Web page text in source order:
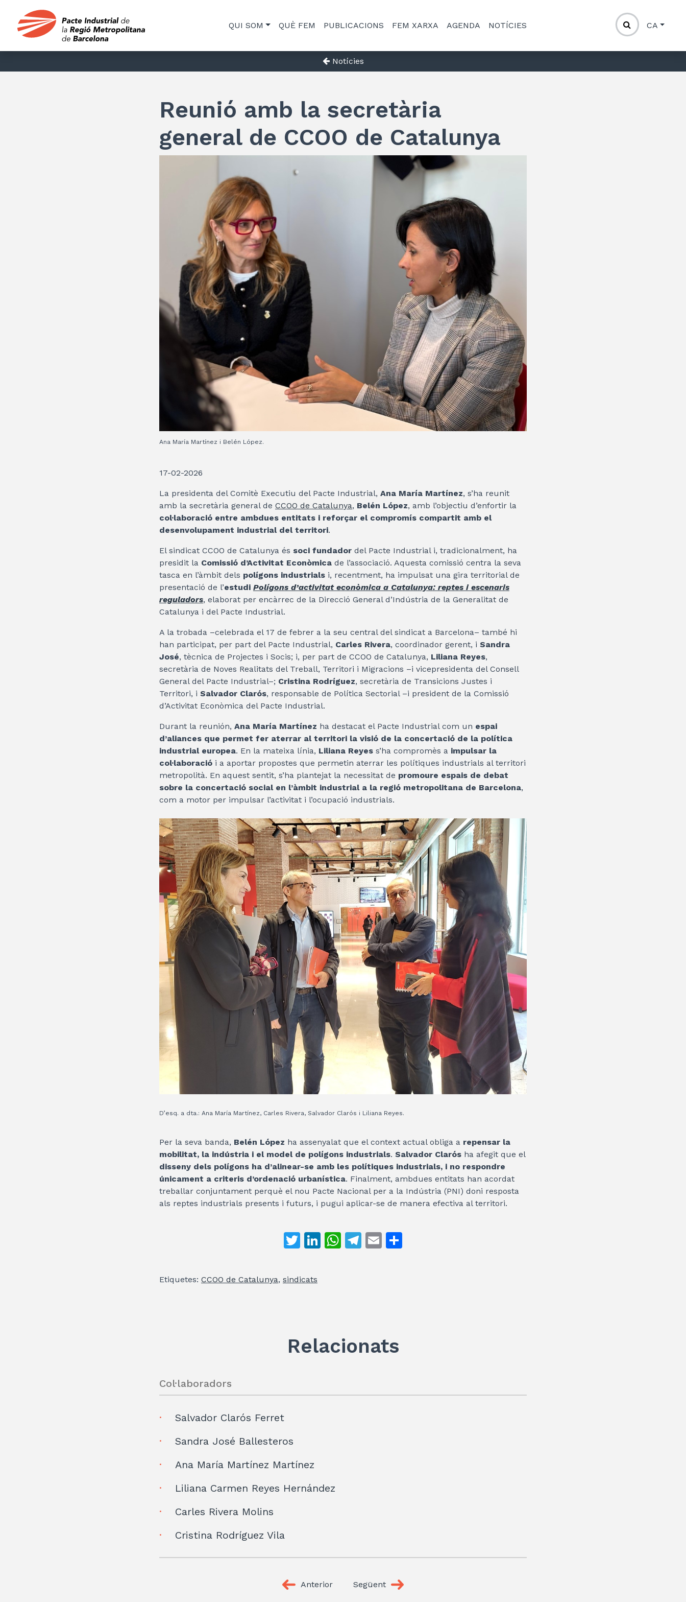
QUI SOM QUÈ FEM PUBLICACIONS FEM XARXA AGENDA NOTÍCIES CA
Notícies
Reunió amb la secretària
general de CCOO de Catalunya
Ana María Martínez i Belén López.
17-02-2026
La presidenta del Comitè Executiu del Pacte Industrial, Ana María Martínez, s’ha reunit
amb la secretària general de CCOO de Catalunya, Belén López, amb l’objectiu d’enfortir la
col·laboració entre ambdues entitats i reforçar el compromís compartit amb el
desenvolupament industrial del territori.
El sindicat CCOO de Catalunya és soci fundador del Pacte Industrial i, tradicionalment, ha
presidit la Comissió d’Activitat Econòmica de l’associació. Aquesta comissió centra la seva
tasca en l’àmbit dels polígons industrials i, recentment, ha impulsat una gira territorial de
presentació de l’estudi Polígons d’activitat econòmica a Catalunya: reptes i escenaris
reguladors, elaborat per encàrrec de la Direcció General d’Indústria de la Generalitat de
Catalunya i del Pacte Industrial.
A la trobada –celebrada el 17 de febrer a la seu central del sindicat a Barcelona– també hi
han participat, per part del Pacte Industrial, Carles Rivera, coordinador gerent, i Sandra
José, tècnica de Projectes i Socis; i, per part de CCOO de Catalunya, Liliana Reyes,
secretària de Noves Realitats del Treball, Territori i Migracions –i vicepresidenta del Consell
General del Pacte Industrial–; Cristina Rodríguez, secretària de Transicions Justes i
Territori, i Salvador Clarós, responsable de Política Sectorial –i president de la Comissió
d’Activitat Econòmica del Pacte Industrial.
Durant la reunión, Ana María Martínez ha destacat el Pacte Industrial com un espai
d’aliances que permet fer aterrar al territori la visió de la concertació de la política
industrial europea. En la mateixa línia, Liliana Reyes s’ha compromès a impulsar la
col·laboració i a aportar propostes que permetin aterrar les polítiques industrials al territori
metropolità. En aquest sentit, s’ha plantejat la necessitat de promoure espais de debat
sobre la concertació social en l’àmbit industrial a la regió metropolitana de Barcelona,
com a motor per impulsar l’activitat i l’ocupació industrials.
D’esq. a dta.: Ana María Martínez, Carles Rivera, Salvador Clarós i Liliana Reyes.
Per la seva banda, Belén López ha assenyalat que el context actual obliga a repensar la
mobilitat, la indústria i el model de polígons industrials. Salvador Clarós ha afegit que el
disseny dels polígons ha d’alinear-se amb les polítiques industrials, i no respondre
únicament a criteris d’ordenació urbanística. Finalment, ambdues entitats han acordat
treballar conjuntament perquè el nou Pacte Nacional per a la Indústria (PNI) doni resposta
als reptes industrials presents i futurs, i pugui aplicar-se de manera efectiva al territori.
T
itt
er
Li W
p
T
E
Etiquetes: CCOO de Catalunya, sindicats
Relacionats
Col·laboradors
Salvador Clarós Ferret
Sandra José Ballesteros
Ana María Martínez Martínez
Liliana Carmen Reyes Hernández
Carles Rivera Molins
Cristina Rodríguez Vila
Anterior Següent